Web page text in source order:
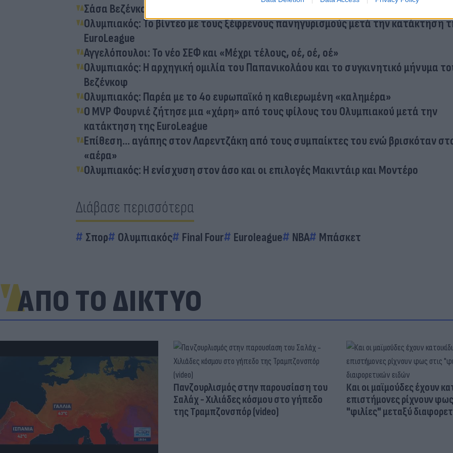
Σάσα Βεζένκοφ: Η πανηγυρική φωτογραφία με τα τρόπαιά του σε τραπεζάκι
Ολυμπιακός: Το βίντεο με τους ξέφρενους πανηγυρισμούς μετά την κατάκτηση
EuroLeague
Αγγελόπουλοι: Το νέο ΣΕΦ και «Μέχρι τέλους, οέ, οέ, οέ»
Ολυμπιακός: Η αρχηγική ομιλία του Παπανικολάου και το συγκινητικό μήνυμα
Βεζένκοφ
Ολυμπιακός: Παρέα με το 4ο ευρωπαϊκό η καθιερωμένη «καλημέρα»
Ο MVP Φουρνιέ ζήτησε μια «χάρη» από τους φίλους του Ολυμπιακού μετά την
κατάκτηση της EuroLeague
Επίθεση... αγάπης στον Λαρεντζάκη από τους συμπαίκτες του ενώ βρισκόταν
«αέρα»
Ολυμπιακός: Η ενίσχυση στον άσο και οι επιλογές Μακιντάιρ και Μοντέρο
Διάβασε περισσότερα
Σπορ Ολυμπιακός Final Four Euroleague NBA Μπάσκετ
ΑΠΟ ΤΟ ΔΙΚΤΥΟ
Πανζουρλισμός στην παρουσίαση του
Σαλάχ - Χιλιάδες κόσμου στο γήπεδο
της Τραμπζονσπόρ (video)
Και οι μαϊμούδες έχουν
επιστήμονες ρίχνουν
"φιλίες" μεταξύ